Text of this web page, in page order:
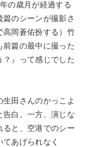
の歳月が経過する
のシーンが撮影さ
高岡蒼佑扮する）竹
前篇の最中に撮った
』って感じでした
田さんのかっこよ
告白。一方、演じな
ると、空港でのシー
あげられなく